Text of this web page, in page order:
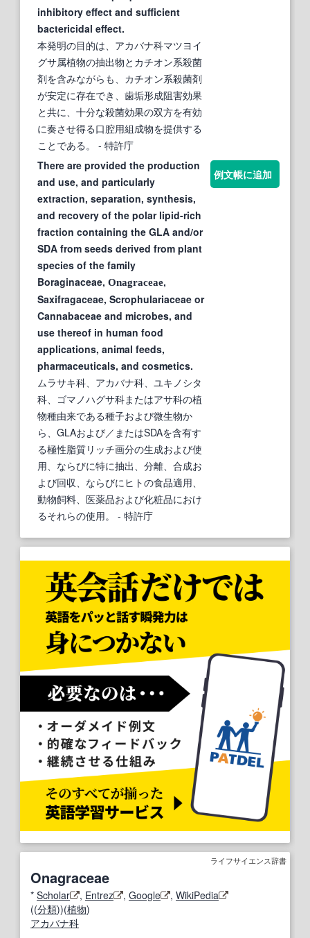
inhibitory effect and sufficient
bactericidal effect.
本発明の目的は、アカバナ科マツヨイ
グサ属植物の抽出物とカチオン系殺菌
剤を含みながらも、カチオン系殺菌剤
が安定に存在でき、歯垢形成阻害効果
と共に、十分な殺菌効果の双方を有効
に奏させ得る口腔用組成物を提供する
ことである。
- 特許庁
There are provided the production
and use, and particularly
extraction, separation, synthesis,
and recovery of the polar lipid-rich
fraction containing the GLA and/or
SDA from seeds derived from plant
species of the family
Boraginaceae, Onagraceae,
Saxifragaceae, Scrophulariaceae or
Cannabaceae and microbes, and
use thereof in human food
applications, animal feeds,
pharmaceuticals, and cosmetics.
ムラサキ科、アカバナ科、ユキノシタ
科、ゴマノハグサ科またはアサ科の植
物種由来である種子および微生物か
ら、GLAおよび／またはSDAを含有す
る極性脂質リッチ画分の生成および使
用、ならびに特に抽出、分離、合成お
よび回収、ならびにヒトの食品適用、
動物飼料、医薬品および化粧品におけ
るそれらの使用。
- 特許庁
例文帳に追加
ライフサイエンス辞書
Onagraceae
* Scholar , Entrez , Google , WikiPedia
((分類))(植物)
アカバナ科